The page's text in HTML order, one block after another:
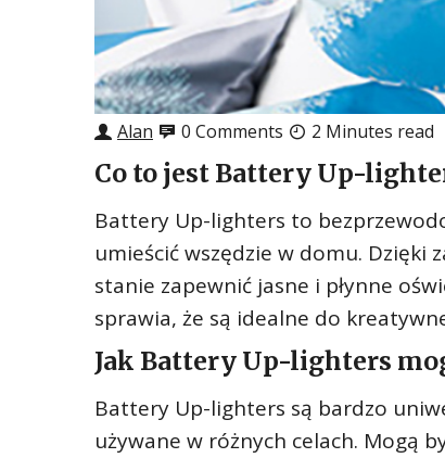
Alan 0 Comments 2 Minutes read
Co to jest Battery Up-
Battery Up-lighters to
umieścić wszędzie w domu.
stanie zapewnić jasne i płynne
sprawia, że są idealne do
Jak Battery Up-lighters
Battery Up-lighters są bardzo
używane w różnych celach. Mogą